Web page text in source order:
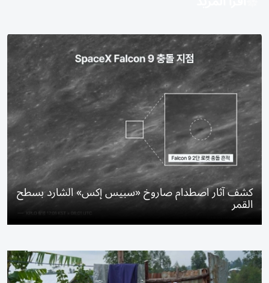
كشف آثار اصطدام صاروخ «سبيس إكس» الشارد بسطح
القمر